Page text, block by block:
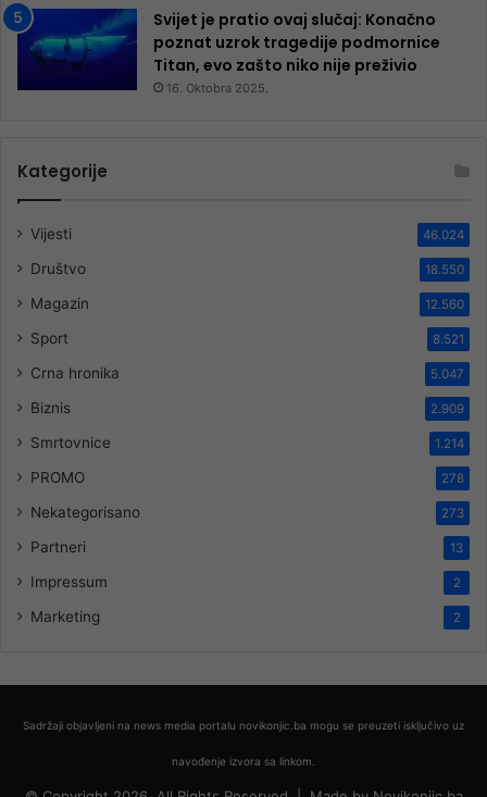
Svijet je pratio ovaj slučaj: Konačno
poznat uzrok tragedije podmornice
Titan, evo zašto niko nije preživio
16. Oktobra 2025.
Kategorije
Vijesti 46.024
Društvo 18.550
Magazin 12.560
Sport 8.521
Crna hronika 5.047
Biznis 2.909
Smrtovnice 1.214
PROMO 278
Nekategorisano 273
Partneri 13
Impressum 2
Marketing 2
Sadržaji objavljeni na news media portalu novikonjic.ba mogu se preuzeti isključivo uz
navođenje izvora sa linkom.